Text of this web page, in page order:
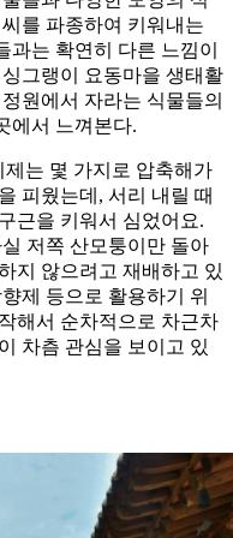
를 파종하여 키워내는
는 확연히 다른 느낌이
그랭이 요동마을 생태활
원에서 자라는 식물들의
에서 느껴본다.
는 몇 가지로 압축해가
피웠는데, 서리 내릴 때
근을 키워서 심었어요.
저쪽 산모퉁이만 돌아
지 않으려고 재배하고 있
제 등으로 활용하기 위
해서 순차적으로 차근차
차츰 관심을 보이고 있